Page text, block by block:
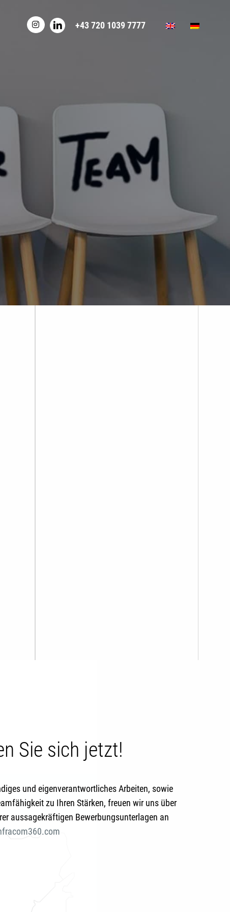
+43 720 1039 7777
Sie sich jetzt!
und eigenverantwortliches Arbeiten, sowie
zu Ihren Stärken, freuen wir uns über
aussagekräftigen Bewerbungsunterlagen an